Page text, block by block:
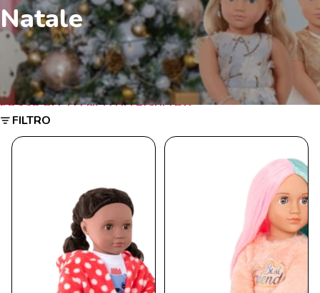
Natale
PASSA ALL'ELENCO DEI RISULTATI
FILTRO